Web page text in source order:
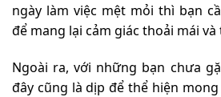
ngày làm việc mệt mỏi thì bạn
để mang lại cảm giác thoải mái
Ngoài ra, với những bạn chưa
đây cũng là dịp để thể hiện